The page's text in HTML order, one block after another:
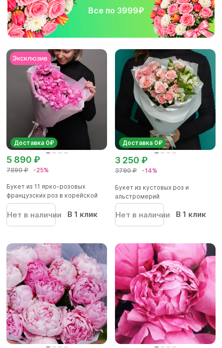
Все по 3999₽
Доставка 0₽
7890 ₽ -25%
5 890 ₽
Букет из 11 ярко-розовых
французских роз в корейской
уп...
Нет в наличии В 1 клик
Доставка 0₽
3790 ₽ -14%
3 250 ₽
Букет из кустовых роз и
альстромерий
Нет в наличии В 1 клик